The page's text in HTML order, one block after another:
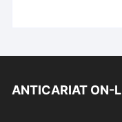
ANTICARIAT ON-